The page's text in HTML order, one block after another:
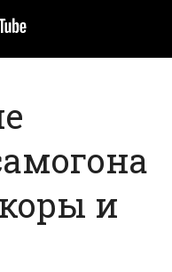
и